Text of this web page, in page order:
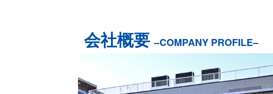
会社概要 –COMPANY PROFILE–